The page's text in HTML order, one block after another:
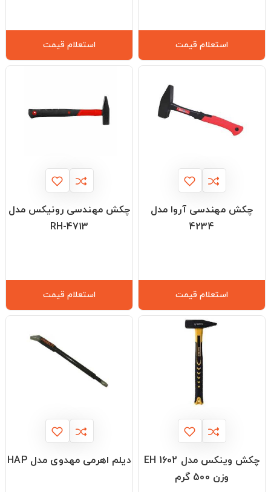
استعلام قیمت استعلام قیمت
چکش مهندسی آروا مدل
4234
استعلام قیمت
چکش مهندسی رونیکس مدل
RH-4713
استعلام قیمت
چکش وینکس مدل EH 1602
وزن 500 گرم
دیلم اهرمی مهدوی مدل HAP